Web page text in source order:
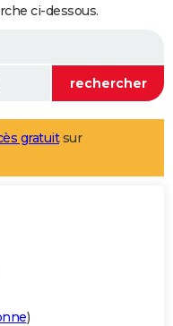
ci-dessous.
gratuitsur
)